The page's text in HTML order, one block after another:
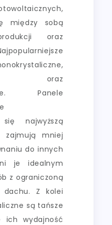
między sobą
oraz
oraz
Panele
najwyższą
zajmują mniej
do innych
je idealnym
z ograniczoną
dachu. Z kolei
są tańsze
ich wydajność